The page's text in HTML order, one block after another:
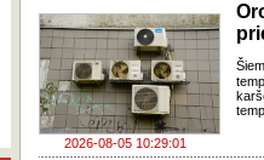
2026-08-05 10:29:01